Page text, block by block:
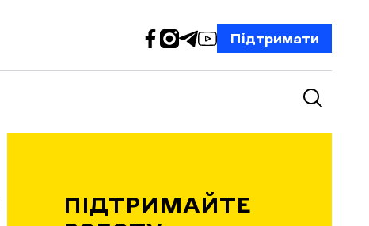
Підтримати
ПІДТРИМАЙТЕ